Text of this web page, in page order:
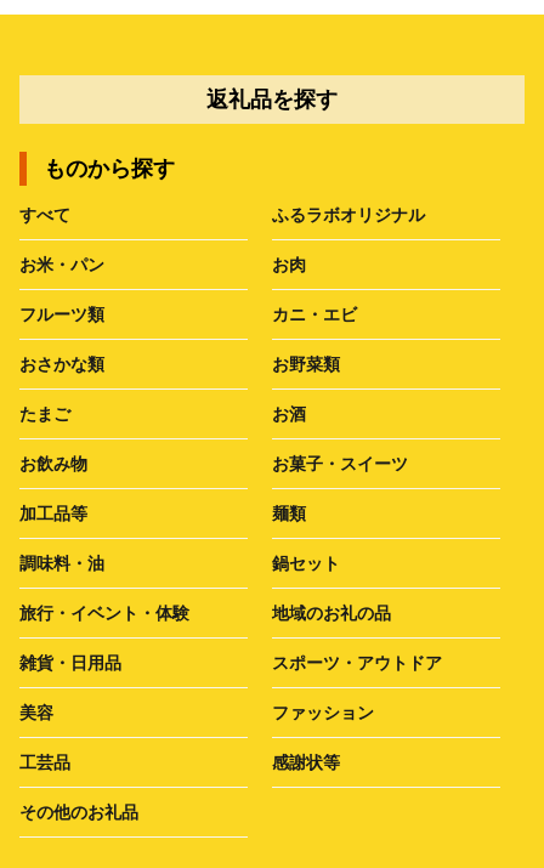
返礼品を探す
ものから探す
すべて ふるラボオリジナル
お米・パン お肉
フルーツ類 カニ・エビ
おさかな類 お野菜類
たまご お酒
お飲み物 お菓子・スイーツ
加工品等 麺類
調味料・油 鍋セット
旅行・イベント・体験 地域のお礼の品
雑貨・日用品 スポーツ・アウトドア
美容 ファッション
工芸品 感謝状等
その他のお礼品